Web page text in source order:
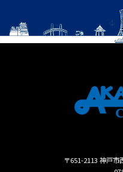
〒651-2113 神戸市